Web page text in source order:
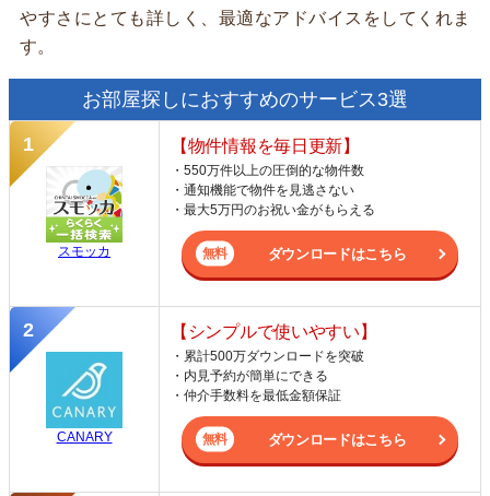
やすさにとても詳しく、最適なアドバイスをしてくれま
す。
お部屋探しにおすすめのサービス3選
スモッカ
【物件情報を毎日更新】
・550万件以上の圧倒的な物件数
・通知機能で物件を見逃さない
・最大5万円のお祝い金がもらえる
ダウンロードはこちら
CANARY
【シンプルで使いやすい】
・累計500万ダウンロードを突破
・内見予約が簡単にできる
・仲介手数料を最低金額保証
ダウンロードはこちら